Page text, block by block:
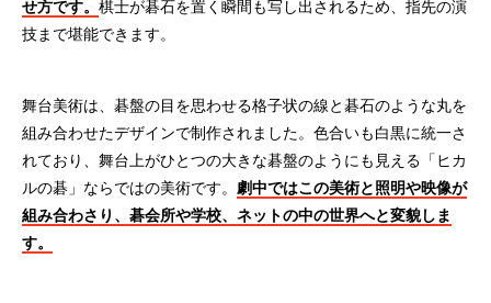
せ方です。 棋士が碁石を置く瞬間も写し出されるため、指先の演
技まで堪能できます。
舞台美術は、碁盤の目を思わせる格子状の線と碁石のような丸を
組み合わせたデザインで制作されました。色合いも白黒に統一さ
れており、舞台上がひとつの大きな碁盤のようにも見える「ヒカ
ルの碁」ならではの美術です。 劇中ではこの美術と照明や映像が
組み合わさり、碁会所や学校、ネットの中の世界へと変貌しま
す。